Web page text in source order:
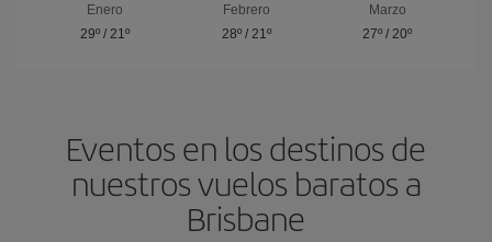
Enero
29º/ 21º
Febrero
28º/ 21º
Marzo
27º /20º
Eventos en los destinos de
nuestros vuelos baratos a
Brisbane